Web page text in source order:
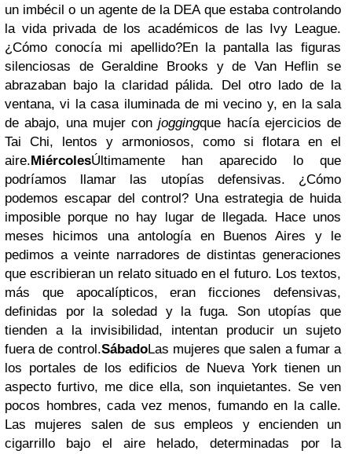
un imbécil o un agente de la DEA que estaba controlando
la vida privada de los académicos de las Ivy League.
¿Cómo conocía mi apellido?En la pantalla las figuras
silenciosas de Geraldine Brooks y de Van Heflin se
abrazaban bajo la claridad pálida. Del otro lado de la
ventana, vi la casa iluminada de mi vecino y, en la sala
de abajo, una mujer conjoggingque hacía ejercicios de
Tai Chi, lentos y armoniosos, como si flotara en el
aire.MiércolesÚltimamente han aparecido lo que
podríamos llamar las utopías defensivas. ¿Cómo
podemos escapar del control? Una estrategia de huida
imposible porque no hay lugar de llegada. Hace unos
meses hicimos una antología en Buenos Aires y le
pedimos a veinte narradores de distintas generaciones
que escribieran un relato situado en el futuro. Los textos,
más que apocalípticos, eran ficciones defensivas,
definidas por la soledad y la fuga. Son utopías que
tienden a la invisibilidad, intentan producir un sujeto
fuera de control.SábadoLas mujeres que salen a fumar a
los portales de los edificios de Nueva York tienen un
aspecto furtivo, me dice ella, son inquietantes. Se ven
pocos hombres, cada vez menos, fumando en la calle.
Las mujeres salen de sus empleos y encienden un
cigarrillo bajo el aire helado, determinadas por la